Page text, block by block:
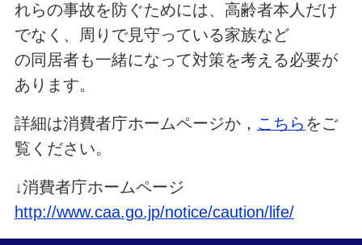
れらの事故を防ぐためには、高齢者本人だけ
でなく、周りで見守っている家族など
の同居者も一緒になって対策を考える必要が
あります。
詳細は消費者庁ホームページか， こちら をご
覧ください。
↓消費者庁ホームページ
http://www.caa.go.jp/notice/caution/life/